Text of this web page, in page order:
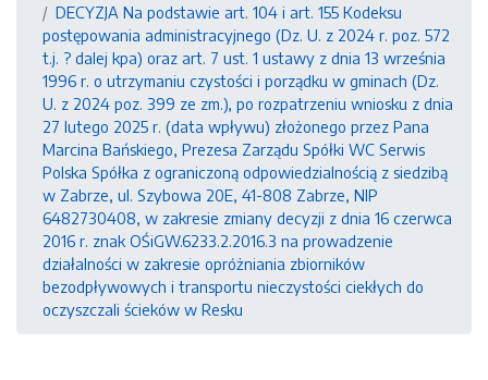
DECYZJA Na podstawie art. 104 i art. 155 Kodeksu
postępowania administracyjnego (Dz. U. z 2024 r. poz. 572
t.j. ? dalej kpa) oraz art. 7 ust. 1 ustawy z dnia 13 września
1996 r. o utrzymaniu czystości i porządku w gminach (Dz.
U. z 2024 poz. 399 ze zm.), po rozpatrzeniu wniosku z dnia
27 lutego 2025 r. (data wpływu) złożonego przez Pana
Marcina Bańskiego, Prezesa Zarządu Spółki WC Serwis
Polska Spółka z ograniczoną odpowiedzialnością z siedzibą
w Zabrze, ul. Szybowa 20E, 41-808 Zabrze, NIP
6482730408, w zakresie zmiany decyzji z dnia 16 czerwca
2016 r. znak OŚiGW.6233.2.2016.3 na prowadzenie
działalności w zakresie opróżniania zbiorników
bezodpływowych i transportu nieczystości ciekłych do
oczyszczali ścieków w Resku